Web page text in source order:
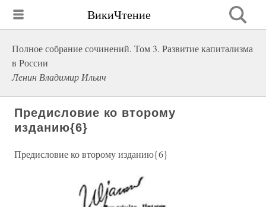
ВикиЧтение
Полное собрание сочинений. Том 3. Развитие капитализма
в России
Ленин Владимир Ильич
Предисловие ко второму
изданию{6}
Предисловие ко второму изданию{6}